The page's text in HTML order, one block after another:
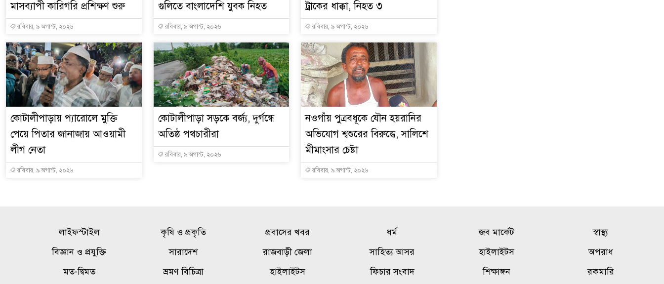
মাসব্যাপী কারিগরি প্রশিক্ষণ শুরু
রবিবার, ৯ অগাস্ট, ২০২৬
গুলিতে বাংলাদেশি যুবক নিহত
রবিবার, ৯ অগাস্ট, ২০২৬
ট্রাকের ধাক্কা, নিহত ৩
রবিবার, ৯ অগাস্ট, ২০২৬
কোটালীপাড়ায় প্যারোলে মুক্তি
পেয়ে পিতার জানাজায় আওয়ামী
লীগ নেতা
রবিবার, ৯ অগাস্ট, ২০২৬
কোটালীপাড়া সড়কে বর্জ্য, দুর্গন্ধে
অতিষ্ঠ পথচারীরা
রবিবার, ৯ অগাস্ট, ২০২৬
নওগাঁয় পুত্রবধূকে যৌন হয়রানির
অভিযোগ শ্বশুরের বিরুদ্ধে, সালিশে
মীমাংসার চেষ্টা
রবিবার, ৯ অগাস্ট, ২০২৬
লাইফস্টাইল কৃষি ও প্রকৃতি প্রবাসের খবর ধর্ম জব মার্কেট
স্বাস্থ্য
বিজ্ঞান ও প্রযুক্তি
সারাদেশ রাজবাড়ী জেলা সাহিত্য আসর হাইলাইটস
অপরাধ
মত-দ্বিমত
ভ্রমণ বিচিত্রা হাইলাইটস ফিচার সংবাদ শিক্ষাঙ্গন রকমারি